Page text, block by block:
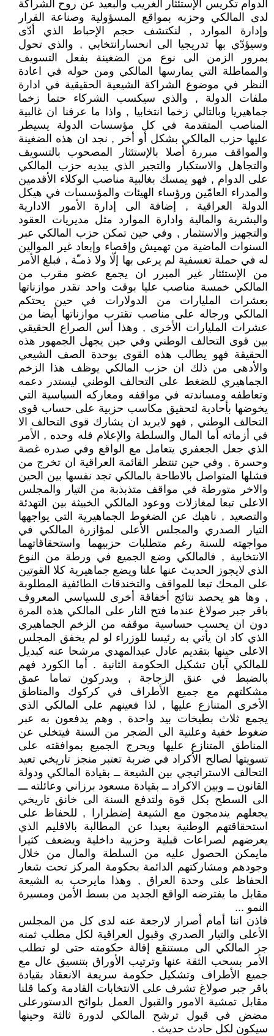
الدوام تكريس الإستئثار الغريب والبعيد عن روح الشراكة
لدى المالكي وحزبه بمواقع المسؤولية وصناعة القرار
وإدارة الموارد , لنكتشف حجم الإحباط الذي أدّى
وسيؤدّي بها تدريجيا الى انحسارانتخابي , والذي تحول
بمرور الزمن الى نوع من الضغينة بفعل التسويف
والمماطلة التي يمارسها المالكي ومن حوله في اعادة
النظر في موضوع الشراكة الشيعية الحقيقية في ادارة
ملفات الدولة , والذي سيكسب الشركاء حتما زخما
جماهيريا وبالتالي زخما انتخابيا , واذا ما عرفنا ان غالبية
المناصب المتقدمة في كل مؤسسات الدولة يسيطر
عليها حزب المالكي بشكل أو أخر , نجد ان هذه الضغينة
والمواقف مبررة أصلا بالإستئثار المصحوب بالتسويف
والتجاهل والاستكبار والتجبر الذي يبديه حزب المالكي
على الدوام , فهو يمسك بغالبية مناصب الوكلاء الأقدمين
والمدراء العامّين ورؤساء الهيئات والمؤسسات في هيكل
الدولة العراقية , إضافة الى إدارة الأمور الادارية
والبشرية والمالية وادارة الموارد مثل مديريات العقود
والتجهيز والاستثمار , وفي حين تمكن حزب المالكي عبر
السنوات الماضية من تهميش وإقصاء وإبعاد غير الموالين
له في حملة تعسفية لم يرعى بها إلّا ولا ذمـّة , فبلغ الأمر
من الإستئثار غير المبرر ان يجمع عضو مقرب من
المالكي خمسة مناصب عليا بوقت واحد تقدر موازناتها
بعشرات المليارات من الدولارات في حين يحتكم
المالكي ورجاله على مناصب تقترب موازناتها أيضا من
عشرات المليارات الأخرى , وهذا أس الصراع الحقيقي
بين قوى التحالف الوطني وفي حين يجهل الجمهور هذه
الحقيقة فهو يطالب هذه القوى بوحدة الصف الشيعي
والأدهى من ذلك ان حزب المالكي يوظف هذا الزخم
الجماهيري للضغط على التحالف الوطني ليستدر دعمه
وتعاطفه ومساندته في مواقفه ومعاركه السياسية التي
يخوضها بأحادية لتحقيق مكاسب حزبية على حساب قوى
التحالف الوطني , فهو لايريد ان يشارك قوى التحالف الا
في أزماته أما المال والسلطة والإعلام فله وحده , الأمر
الذي جعل الجعفري يتعامل مع الواقع وفي صدره غصة
وحسرة , وفي حين تنتظر القائمة العراقية ان تخرج من
فشلها المتواصل بالاطاحة بالمالكي تجد نفسها بين الحين
والاخر متورطة في مواقف متذبذبة من التيار والمجلس
الاعلى تبعا لمغازلات ووعود المالكي الخبيثة بين التهدئة
والتصعيد , ناهيك عن الضغوط الجماهيرية التي يواجهها
التيار الصدري والمجلس الأعلى لمؤازرة المالكي في
مواجهته للسنة رغم متطلبات حزبيهما واستحقاقاتهما
الانتخابية , فالمالكي وضع الجميع في ورطة من النوع
الذي لايجوز الحديث عنها علنا ويضع جماهيرية كلا القوتين
على المحك تبعا للمواقف والتخندقات الطائفية المطلوبة
, وها هو يحصد نتائج أخفاقة أخرى للسياسي المعروف
باقر جبر صولاغ عندما فتح النار على المالكي هذه المرة
دون ان يحسب حساسية موقفه من الزخم الجماهيري
الذي كاد ان يأتي به رئيسا للوزراء لو لم يخفق المجلس
الاعلى حينها بتقديم عادل عبدالمهدي مرشحا عنه كبديل
للمالكي آبان تشكيل الحكومة الثانية . أما الكورد فهم
بالضبط في عنق الزجاجة , ويدركون تماما عمق
مشكلتهم مع جميع الأطراف في كركوك والمناطق
الأخرى المتنازع عليها , لذا فعينهم على المالكي الذي
يجمع ثلاث بطيخات بيد واحدة , وهم يدفعون به عبر
ضغوط خفية وعلنية الى الضجر من السنة فيتخلى عن
المناطق المتنازع عليها ويحرج الجميع بموافقته على
تسويتها لصالح الأكراد في ضربة تعتبر منجز تاريخي تعيد
التحالف الاستراتيجي بين الشيعة ــ بقيادة المالكي ودولة
القانون ــ وبين الاكراد ــ بقيادة مسعود برزاني وعائلته ـــ
الى السطح بكل قوة ولتدفع السنة الى خانق تاريخي
يجعلهم يندمجون مع الشيعة إضطرارا , للحفاظ على
استحقاقتهم الوطنية بعيدا عن المطالبة بالاقليم الذي
يعرضهم لصراعات قبلية وحزبية داخلية ويضعف كثيرا
مايمكن الحصول عليه من السلطة والمال من خلال
وجودهم ومشاركتهم الدائمة بحكومة المركز تحت شعار
الحفاظ على وحدة العراق , وهذا مايرحب به الشيعة
مقابل ما يفترضه الواقع الجديد من بسط الأمن ومسيرة
النمو ...
فاذن اننا أمام أصرار لارجعة عنه لدى كل من المجلس
الأعلى والتيار الصدري وقبول العراقية لكل مطلب ثمنه
جر المالكي الى مستنقع إقالة حكومته حتى لو تطلب
الأمر بسحب الثقة عنها وترتيب الأوراق بتنسيق عال مع
جميع الأطراف وتشكيل حكومة سريعة الانعقاد بقيادة
باقر جبر صولاغ تشرف على الانتخابات القادمة وكما قلنا
مقابل تمشية الامور والقبول العمل بلوائح الدستورعلى
مضض في قبول ترشح المالكي لدورة ثالثة وحينها
سيكون لكل حادث حديث .